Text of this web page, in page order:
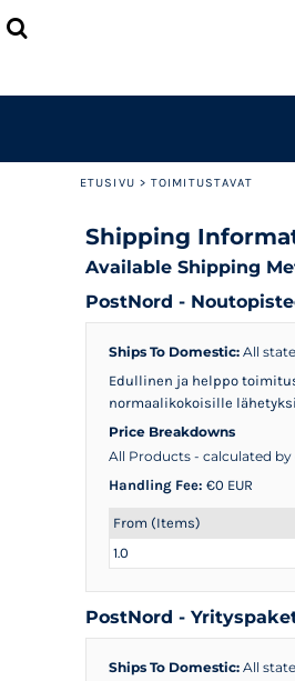
ETUSIVU > TOIMITUSTAVAT
Shipping
Available Shipping
PostNord -
Ships To Domestic: All
Edullinen ja helppo
normaalikokoisille
Price Breakdowns
All Products - calculated
Handling Fee: €0 EUR
From (Items)
1.0
PostNord -
Ships To Domestic: All
OTA YHTEYTTÄ